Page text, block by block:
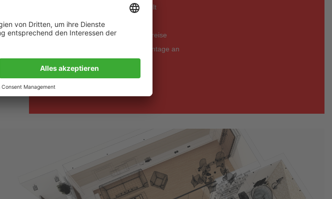
Angebot wird kurzfristig erstellt
unverbindlich & kostenlos
größere Mengen - bessere Preise
Wir bieten Verlegung und Montage an
hier klicken